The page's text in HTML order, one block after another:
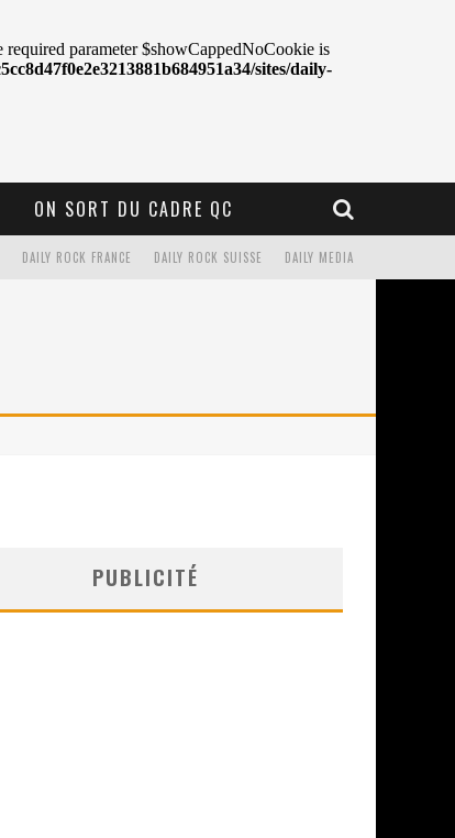
ON SORT DU CADRE QC
DAILY MEDIA
DAILY ROCK SUISSE
DAILY ROCK FRANCE
PUBLICITÉ